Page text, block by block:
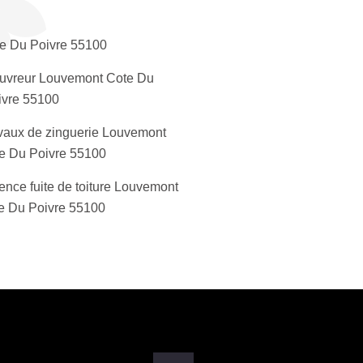
Du Poivre 55100
Louvemont Cote Du
55100
de zinguerie Louvemont
Du Poivre 55100
fuite de toiture Louvemont
Du Poivre 55100